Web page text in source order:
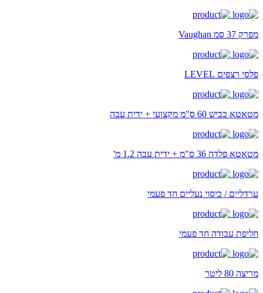
מפרק 37 סמ Vaughan
פלסי רצפים LEVEL
מטאטא כביש 60 ס"מ מקצועי + ידית עבה
מטאטא פלדה 36 ס"מ + ידית עבה 1.2 מ'
ערדליים / כיסוי נעליים חד פעמי
חליפת עבודה חד פעמי
מריצה 80 ליטר